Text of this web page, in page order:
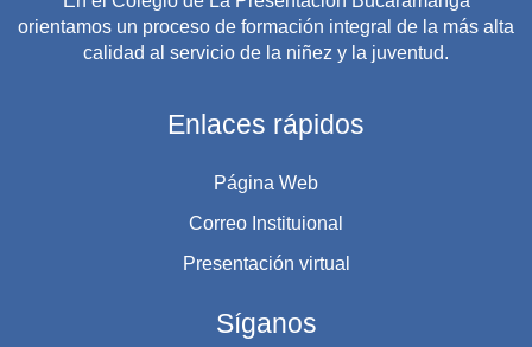
orientamos un proceso de formación integral de la más alta
calidad al servicio de la niñez y la juventud.
Enlaces rápidos
Página Web
Correo Instituional
Presentación virtual
Síganos